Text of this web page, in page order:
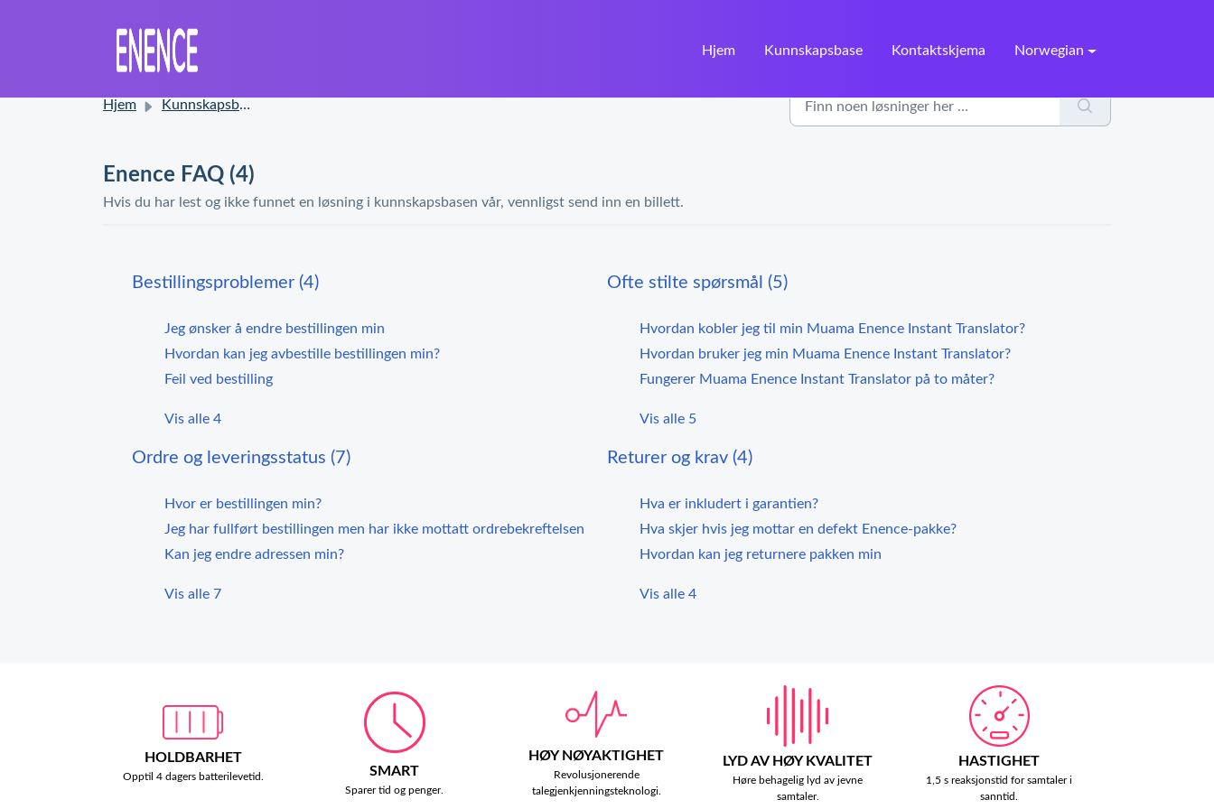
Hjem Kunnskapsbase Kontaktskjema Norwegian
Hjem Kunnskapsbase
Enence FAQ (4)
Hvis du har lest og ikke funnet en løsning i kunnskapsbasen vår, vennligst send inn en billett.
Bestillingsproblemer (4)
Jeg ønsker å endre bestillingen min
Hvordan kan jeg avbestille bestillingen min?
Feil ved bestilling
Vis alle 4
Ofte stilte spørsmål (5)
Hvordan kobler jeg til min Muama Enence Instant Translator?
Hvordan bruker jeg min Muama Enence Instant Translator?
Fungerer Muama Enence Instant Translator på to måter?
Vis alle 5
Ordre og leveringsstatus (7)
Hvor er bestillingen min?
Jeg har fullført bestillingen men har ikke mottatt ordrebekreftelsen
Kan jeg endre adressen min?
Vis alle 7
Returer og krav (4)
Hva er inkludert i garantien?
Hva skjer hvis jeg mottar en defekt Enence-pakke?
Hvordan kan jeg returnere pakken min
Vis alle 4
HOLDBARHET
Opptil 4 dagers batterilevetid. SMART
Sparer tid og penger.
HØY NØYAKTIGHET
Revolusjonerende
talegjenkjenningsteknologi.
LYD AV HØY KVALITET
Høre behagelig lyd av jevne
samtaler.
HASTIGHET
1,5 s reaksjonstid for samtaler i
sanntid.